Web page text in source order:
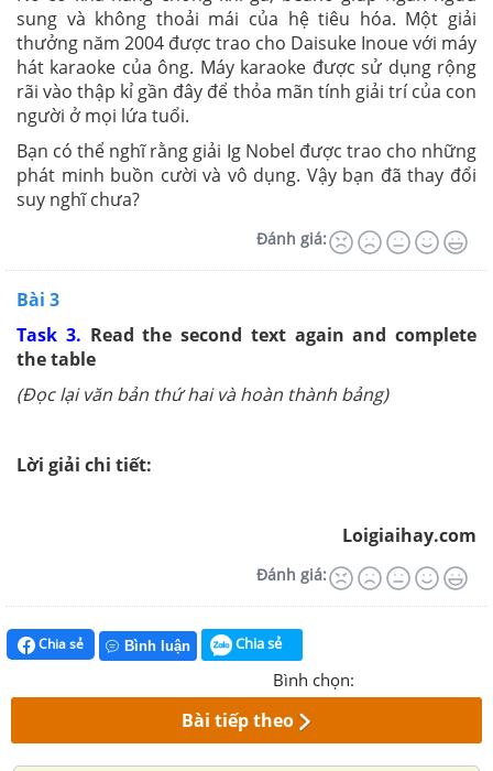
sung và không thoải mái của hệ tiêu hóa. Một giải
thưởng năm 2004 được trao cho Daisuke Inoue với máy
hát karaoke của ông. Máy karaoke được sử dụng rộng
rãi vào thập kỉ gần đây để thỏa mãn tính giải trí của con
người ở mọi lứa tuổi.
Bạn có thể nghĩ rằng giải Ig Nobel được trao cho những
phát minh buồn cười và vô dụng. Vậy bạn đã thay đổi
suy nghĩ chưa?
Đánh giá:
Bài 3
Task 3. Read the second text again and complete
the table
(Đọc lại văn bản thứ hai và hoàn thành bảng)
Lời giải chi tiết:
Loigiaihay.com
Đánh giá:
Chia sẻ Bình luận Chia sẻ
Bình chọn:
Bài tiếp theo